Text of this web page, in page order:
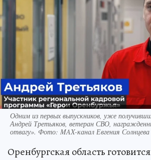
Одним из первых выпускников, уже
Андрей Третьяков, ветеран СВО,
отвагу». Фото: MAX-канал Евгения Солнцева
Оренбургская область